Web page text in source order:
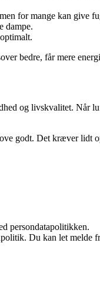
for mange kan give
dampe.
bedre, får mere
og livskvalitet. Når
godt. Det kræver lidt
persondatapolitikken.
Du kan let melde